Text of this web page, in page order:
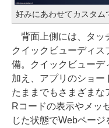
好みにあわせてカスタム
背面上側には、タッ
クイックビューディ
備。クイックビューデ
加え、アプリのショー
たままでもさまざまな
Rコードの表示やメッ
じた状態でWebペー